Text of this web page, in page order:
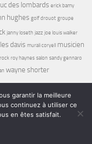
des lombards erick bamy
hughes golf drouot groupe
janny loseth jazz joe louis walker
davis murali coryell musicien
rock roy haynes salon sandy gennaro
wayne shorter
réservés.
garantir la meilleure
continuez à utiliser ce
en êtes satisfait.